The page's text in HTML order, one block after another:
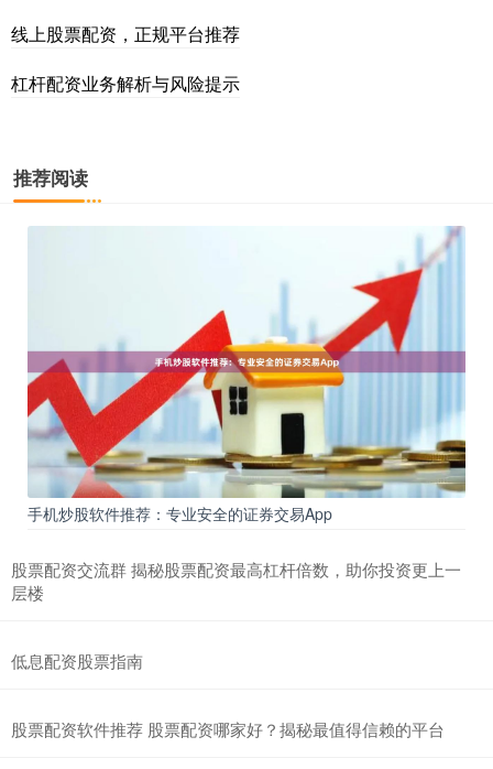
线上股票配资，正规平台推荐
杠杆配资业务解析与风险提示
推荐阅读
手机炒股软件推荐：专业安全的证券交易App
股票配资交流群 揭秘股票配资最高杠杆倍数，助你投资更上一
层楼
低息配资股票指南
股票配资软件推荐 股票配资哪家好？揭秘最值得信赖的平台